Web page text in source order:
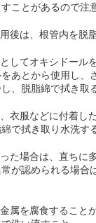
ことがあるので注
後は、根管内を脱
してオキシドール
あとから使用し、
、脱脂綿で拭き取
衣服などに付着し
で拭き取り水洗す
た場合は、直ちに
が認められる場合
属を腐食すること